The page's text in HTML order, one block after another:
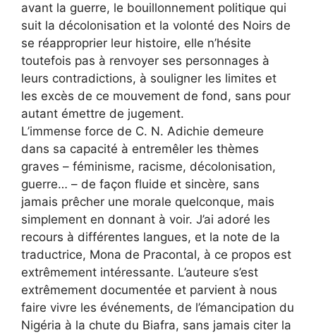
avant la guerre, le bouillonnement politique qui
suit la décolonisation et la volonté des Noirs de
se réapproprier leur histoire, elle n’hésite
toutefois pas à renvoyer ses personnages à
leurs contradictions, à souligner les limites et
les excès de ce mouvement de fond, sans pour
autant émettre de jugement.
L’immense force de C. N. Adichie demeure
dans sa capacité à entremêler les thèmes
graves – féminisme, racisme, décolonisation,
guerre… – de façon fluide et sincère, sans
jamais prêcher une morale quelconque, mais
simplement en donnant à voir. J’ai adoré les
recours à différentes langues, et la note de la
traductrice, Mona de Pracontal, à ce propos est
extrêmement intéressante. L’auteure s’est
extrêmement documentée et parvient à nous
faire vivre les événements, de l’émancipation du
Nigéria à la chute du Biafra, sans jamais citer la